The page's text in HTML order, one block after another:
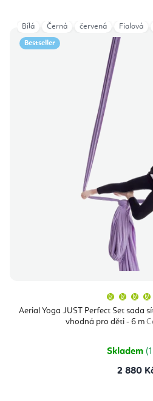
Bestseller
Aerial Yoga JUST Perfect Set sada
vhodná pro děti - 6 m
Skladem
2 880
Bílá Černá červená Fialová